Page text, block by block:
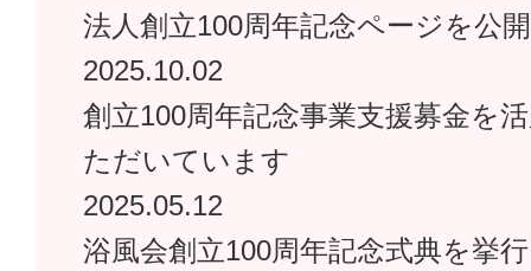
採用情報
浴風会病院
法人創立100周年記念ページを公
2025.10.02
創立100周年記念事業支援募金を
ただいています
2025.05.12
浴風会創立100周年記念式典を挙